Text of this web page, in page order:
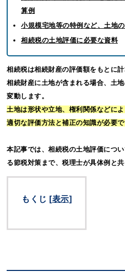
算例
小規模宅地等の特例など、土地
相続税の土地評価に必要な資料
相続税は相続財産の評価額をもとに計
相続財産に土地が含まれる場合、土
変動します。
土地は形状や立地、権利関係などに
適切な評価方法と補正の知識が必要で
本記事では、相続税の土地評価につ
る節税対策まで、税理士が具体例と共
もくじ [表示]